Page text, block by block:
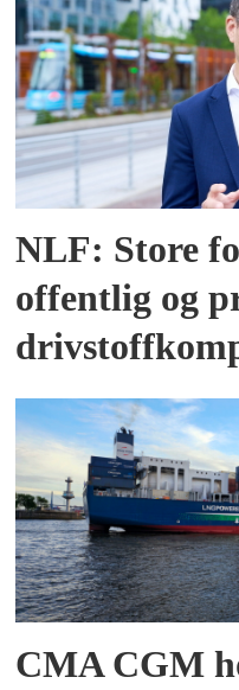
NLF: Store
offentlig og
CMA CGM